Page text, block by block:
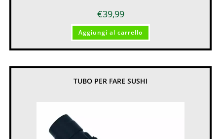
€39,99
Aggiungi al carrello
TUBO PER FARE SUSHI